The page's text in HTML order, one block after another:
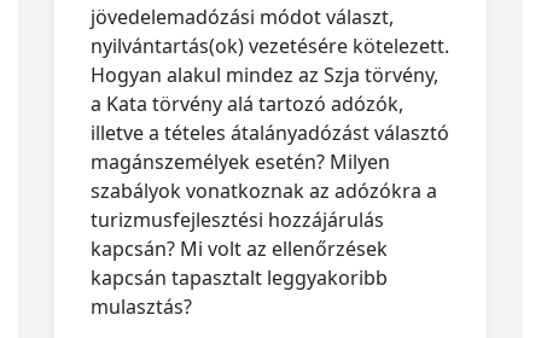
jövedelemadózási módot választ,
nyilvántartás(ok) vezetésére kötelezett.
Hogyan alakul mindez az Szja törvény,
a Kata törvény alá tartozó adózók,
illetve a tételes átalányadózást választó
magánszemélyek esetén? Milyen
szabályok vonatkoznak az adózókra a
turizmusfejlesztési hozzájárulás
kapcsán? Mi volt az ellenőrzések
kapcsán tapasztalt leggyakoribb
mulasztás?